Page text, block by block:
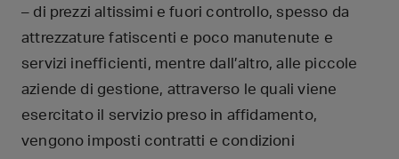
– di prezzi altissimi e fuori controllo, spesso da
attrezzature fatiscenti e poco manutenute e
servizi inefficienti, mentre dall’altro, alle piccole
aziende di gestione, attraverso le quali viene
esercitato il servizio preso in affidamento,
vengono imposti contratti e condizioni